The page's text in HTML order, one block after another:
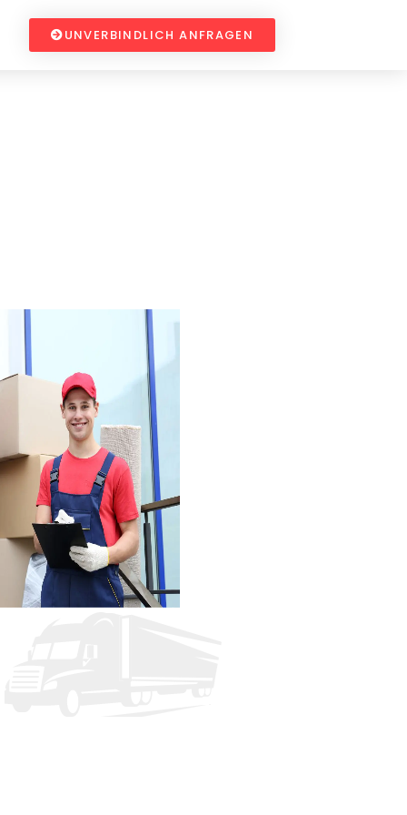
UNVERBINDLICH ANFRAGEN